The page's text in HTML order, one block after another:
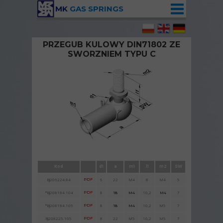
MK GAS SPRINGS
PRZEGUB KULOWY DIN71802 ZE
SWORZNIEM TYPU C
Kod d1 a m1 l1 m2 SW
BJ206224.84 PDF 6 22 M4 8 M4 5
*BJ208184.104 PDF 8 18 M4 10,2 M4 7
*BJ208184.105 PDF 8 18 M4 10,2 M5 7
BJ208225.105 PDF 8 22 M5 10,2 M5 7